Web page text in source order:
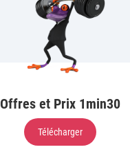
Offres et Prix 1min30
Télécharger